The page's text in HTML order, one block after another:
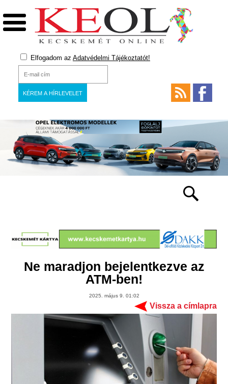
Elfogadom az Adatvédelmi Tájékoztatót!
Ne maradjon bejelentkezve az
ATM-ben!
2025. május 9. 01:02
Vissza a címlapra